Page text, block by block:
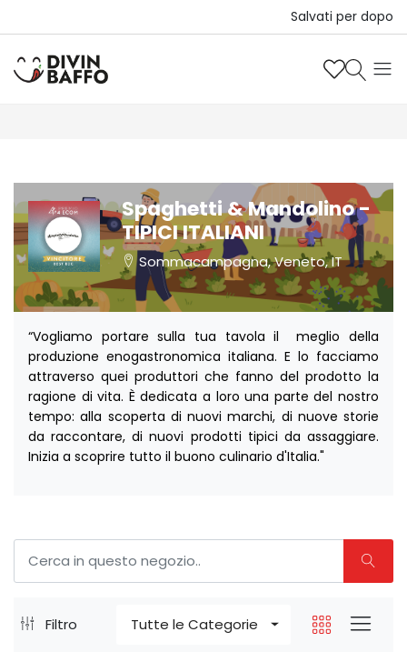
Salvati per dopo
Spaghetti & Mandolino -
TIPICI ITALIANI
Sommacampagna, Veneto, IT
“Vogliamo portare sulla tua tavola il meglio della
produzione enogastronomica italiana. E lo facciamo
attraverso quei produttori che fanno del prodotto la
ragione di vita. È dedicata a loro una parte del nostro
tempo: alla scoperta di nuovi marchi, di nuove storie
da raccontare, di nuovi prodotti tipici da assaggiare.
Inizia a scoprire tutto il buono culinario d'Italia."
Filtro Tutte le Categorie